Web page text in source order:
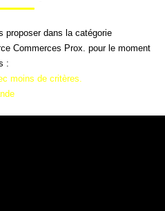
proposer dans la catégorie
Commerces Prox. pour le moment
:
moins de critères.